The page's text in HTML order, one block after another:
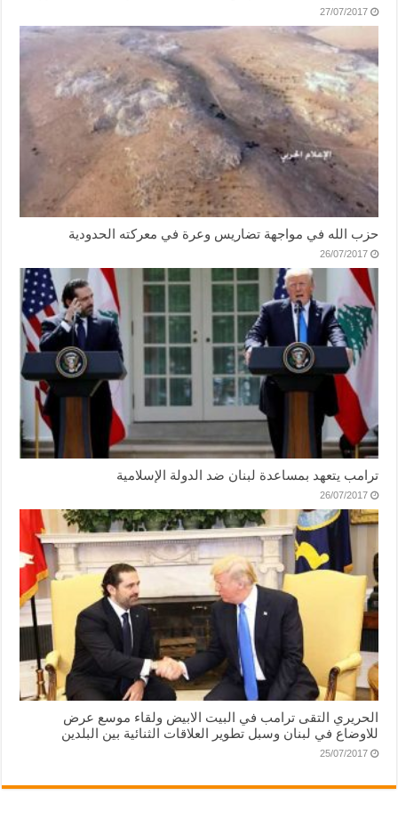
27/07/2017
حزب الله في مواجهة تضاريس وعرة في معركته الحدودية
26/07/2017
ترامب يتعهد بمساعدة لبنان ضد الدولة الإسلامية
26/07/2017
الحريري التقى ترامب في البيت الابيض ولقاء موسع عرض
للاوضاع في لبنان وسبل تطوير العلاقات الثنائية بين البلدين
25/07/2017